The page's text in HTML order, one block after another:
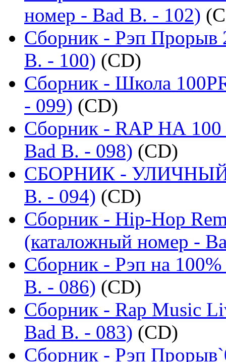
номер - Bad B. - 102)
Сборник - Рэп Прорыв
B. - 100) (CD)
Сборник - Школа
- 099) (CD)
Сборник - RAP НА 100
Bad B. - 098) (CD)
СБОРНИК - УЛИЧНЫЙ
B. - 094) (CD)
Сборник - Hip-Hop
(каталожный номер -
Сборник - Рэп на
B. - 086) (CD)
Сборник - Rap Music
Bad B. - 083) (CD)
Сборник - Рэп